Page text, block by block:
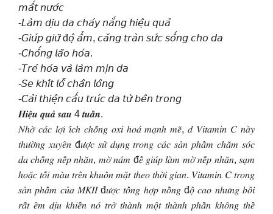
𝘮𝘢̂́𝘵 𝘯𝘶̛𝘰̛́𝘤
-𝘓𝘢̀𝘮 𝘥𝘪̣𝘶 𝘥𝘢 𝘤𝘩𝘢́𝘺 𝘯𝘢̆́𝘯𝘨 𝘩𝘪𝘦̣̂𝘶 𝘲𝘶𝘢̉
-𝘎𝘪𝘶́𝘱 𝘨𝘪𝘶̛̃ đ𝘰̣̂ 𝘢̂̉𝘮, 𝘤𝘢̆𝘯𝘨 𝘵𝘳𝘢̀𝘯 𝘴𝘶̛́𝘤 𝘴𝘰̂́𝘯𝘨 𝘤𝘩𝘰 𝘥𝘢
-𝘊𝘩𝘰̂́𝘯𝘨 𝘭𝘢̃𝘰 𝘩𝘰́𝘢.
-𝘛𝘳𝘦̉ 𝘩𝘰́𝘢 𝘷𝘢̀ 𝘭𝘢̀𝘮 𝘮𝘪̣𝘯 𝘥𝘢
-𝘚𝘦 𝘬𝘩𝘪́𝘵 𝘭𝘰̂̃ 𝘤𝘩𝘢̂𝘯 𝘭𝘰̂𝘯𝘨
-𝘊𝘢̉𝘪 𝘵𝘩𝘪𝘦̣̂𝘯 𝘤𝘢̂́𝘶 𝘵𝘳𝘶́𝘤 𝘥𝘢 𝘵𝘶̛̀ 𝘣𝘦̂𝘯 𝘵𝘳𝘰𝘯𝘨
𝑯𝒊𝒆̣̂𝒖 𝒒𝒖𝒂̉ 𝒔𝒂𝒖 4 𝒕𝒖𝒂̂̀𝒏.
𝑁ℎ𝑜̛̀ 𝑐𝑎́𝑐 𝑙𝑜̛̣𝑖 𝑖́𝑐ℎ 𝑐ℎ𝑜̂́𝑛𝑔 𝑜𝑥𝑖 ℎ𝑜𝑎́ 𝑚𝑎̣𝑛ℎ 𝑚𝑒̃, 𝑑 𝑉𝑖𝑡𝑎𝑚𝑖𝑛 𝐶 𝑛𝑎̀𝑦
𝑡ℎ𝑢̛𝑜̛̀𝑛𝑔 𝑥𝑢𝑦𝑒̂𝑛 đ𝑢̛𝑜̛̣𝑐 𝑠𝑢̛̉ 𝑑𝑢̣𝑛𝑔 𝑡𝑟𝑜𝑛𝑔 𝑐𝑎́𝑐 𝑠𝑎̉𝑛 𝑝ℎ𝑎̂̉𝑚 𝑐ℎ𝑎̆𝑚 𝑠𝑜́𝑐
𝑑𝑎 𝑐ℎ𝑜̂́𝑛𝑔 𝑛𝑒̂́𝑝 𝑛ℎ𝑎̆𝑛, 𝑚𝑜̛̀ 𝑛𝑎́𝑚 đ𝑒̂̉ 𝑔𝑖𝑢́𝑝 𝑙𝑎̀𝑚 𝑚𝑜̛̀ 𝑛𝑒̂́𝑝 𝑛ℎ𝑎̆𝑛, 𝑠𝑎̣𝑚
ℎ𝑜𝑎̣̆𝑐 𝑡𝑜̂́𝑖 𝑚𝑎̀𝑢 𝑡𝑟𝑒̂𝑛 𝑘ℎ𝑢𝑜̂𝑛 𝑚𝑎̣̆𝑡 𝑡ℎ𝑒𝑜 𝑡ℎ𝑜̛̀𝑖 𝑔𝑖𝑎𝑛. 𝑉𝑖𝑡𝑎𝑚𝑖𝑛 𝐶 𝑡𝑟𝑜𝑛𝑔
𝑠𝑎̉𝑛 𝑝ℎ𝑎̂̉𝑚 𝑐𝑢̉𝑎 𝑀𝐾𝐼𝐼 đ𝑢̛𝑜̛̣𝑐 𝑡𝑜̂̉𝑛𝑔 ℎ𝑜̛̣𝑝 𝑛𝑜̂̀𝑛𝑔 đ𝑜̣̂ 𝑐𝑎𝑜 𝑛ℎ𝑢̛𝑛𝑔 𝑏𝑜̂𝑖
𝑟𝑎̂́𝑡 𝑒̂𝑚 𝑑𝑖̣𝑢 𝑘ℎ𝑖𝑒̂́𝑛 𝑛𝑜́ 𝑡𝑟𝑜̛̉ 𝑡ℎ𝑎̀𝑛ℎ 𝑚𝑜̣̂𝑡 𝑡ℎ𝑎̀𝑛ℎ 𝑝ℎ𝑎̂̀𝑛 𝑘ℎ𝑜̂𝑛𝑔 𝑡ℎ𝑒̂̉